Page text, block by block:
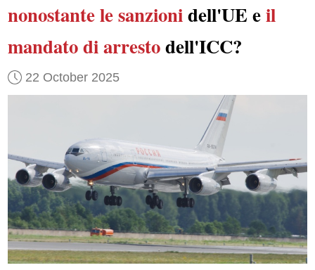
nonostante le sanzionidell'UE eil
mandato di arrestodell'ICC?
22 October 2025